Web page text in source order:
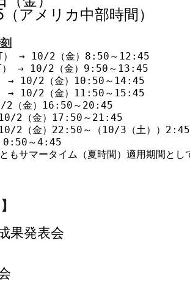
アメリカ中部時間）
） → 10/2（金）8:50～12:45
） → 10/2（金）9:50～13:45
→ 10/2（金）10:50～14:45
→ 10/2（金）11:50～15:45
（金）16:50～20:45
2（金）17:50～21:45
2（金）22:50～（10/3（土））2:45
～4:45
果発表会